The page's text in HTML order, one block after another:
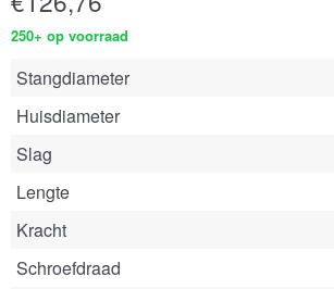
250+ op voorraad
Stangdiameter
Huisdiameter
Slag
Lengte
Kracht
Schroefdraad